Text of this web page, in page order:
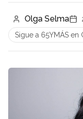
Olga Selma
Sigue a 65YMÁS en